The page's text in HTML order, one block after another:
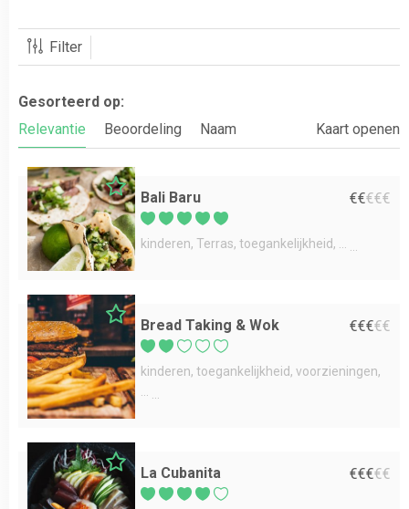
Filter
Gesorteerd op:
Relevantie
Beoordeling Naam Kaart openen
Bali Baru €€€€€
kinderen Terras toegankelijkheid
Bread Taking & Wok €€€€€
kinderen toegankelijkheid voorzieningen
La Cubanita €€€€€